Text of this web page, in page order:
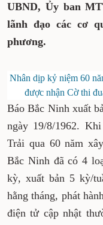
UBND, Ủy ban
lãnh đạo các cơ
phương.
Nhân dịp kỷ niệm 60
được nhận Cờ thi
Báo Bắc Ninh xuất
ngày 19/8/1962.
Trải qua 60 năm
Bắc Ninh đã có 4
kỳ, xuất bản 5 kỳ/
hằng tháng, phát
điện tử cập nhật